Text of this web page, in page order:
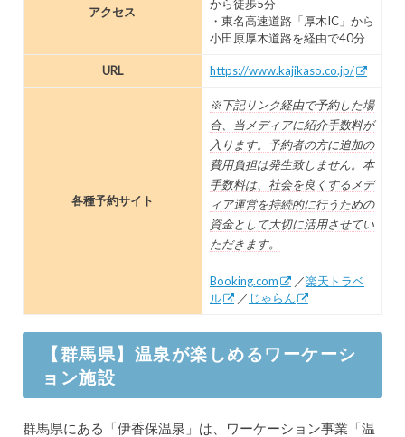
アクセス
から徒歩5分
・東名高速道路「厚木IC」から
小田原厚木道路を経由で40分
URL https://www.kajikaso.co.jp/
各種予約サイト
※下記リンク経由で予約した場
合、当メディアに紹介手数料が
入ります。予約者の方に追加の
費用負担は発生致しません。本
手数料は、社会を良くするメデ
ィア運営を持続的に行うための
資金として大切に活用させてい
ただきます。
Booking.com ／楽天トラベ
ル
／ じゃらん
【群馬県】温泉が楽しめるワーケーシ
ョン施設
群馬県にある「伊香保温泉」は、ワーケーション事業「温